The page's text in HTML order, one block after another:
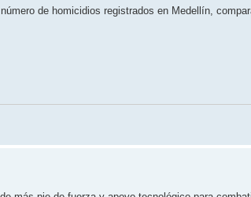
de homicidios registrados en Medellín,